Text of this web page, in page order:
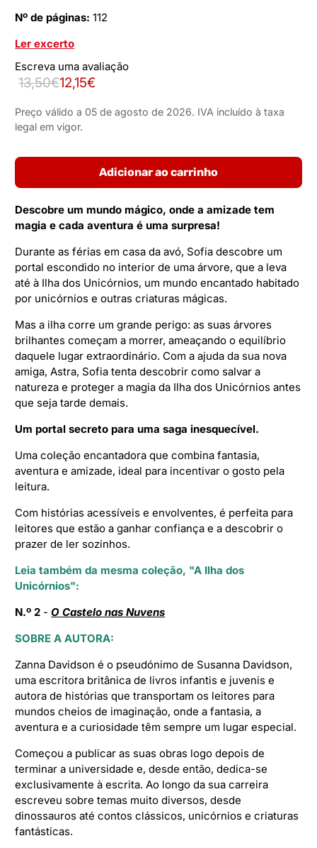
Nº de páginas: 112
Ler excerto
Escreva uma avaliação
12,15€
13,50€
Preço válido a 05 de agosto de 2026. IVA incluído à taxa
legal em vigor.
Adicionar ao carrinho
Descobre um mundo mágico, onde a amizade tem
magia e cada aventura é uma surpresa!
Durante as férias em casa da avó, Sofia descobre um
portal escondido no interior de uma árvore, que a leva
até à Ilha dos Unicórnios, um mundo encantado habitado
por unicórnios e outras criaturas mágicas.
Mas a ilha corre um grande perigo: as suas árvores
brilhantes começam a morrer, ameaçando o equilíbrio
daquele lugar extraordinário. Com a ajuda da sua nova
amiga, Astra, Sofia tenta descobrir como salvar a
natureza e proteger a magia da Ilha dos Unicórnios antes
que seja tarde demais.
Um portal secreto para uma saga inesquecível.
Uma coleção encantadora que combina fantasia,
aventura e amizade, ideal para incentivar o gosto pela
leitura.
Com histórias acessíveis e envolventes, é perfeita para
leitores que estão a ganhar confiança e a descobrir o
prazer de ler sozinhos.
Leia também da mesma coleção, "A Ilha dos
Unicórnios":
N.º 2 -O Castelo nas Nuvens
SOBRE A AUTORA:
Zanna Davidson é o pseudónimo de Susanna Davidson,
uma escritora britânica de livros infantis e juvenis e
autora de histórias que transportam os leitores para
mundos cheios de imaginação, onde a fantasia, a
aventura e a curiosidade têm sempre um lugar especial.
Começou a publicar as suas obras logo depois de
terminar a universidade e, desde então, dedica-se
exclusivamente à escrita. Ao longo da sua carreira
escreveu sobre temas muito diversos, desde
dinossauros até contos clássicos, unicórnios e criaturas
fantásticas.